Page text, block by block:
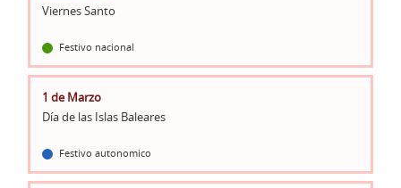
Viernes Santo
Festivo nacional
1 de Marzo
Día de las Islas Baleares
Festivo autonomico